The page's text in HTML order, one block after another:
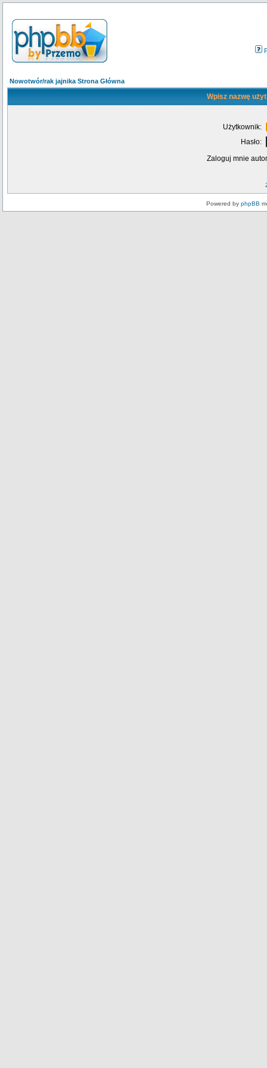
Nowotwór/rak jajnika Strona Główna
Wpisz nazwę
Użytkownik:
Hasło:
Zaloguj mnie
Powered by phpBB